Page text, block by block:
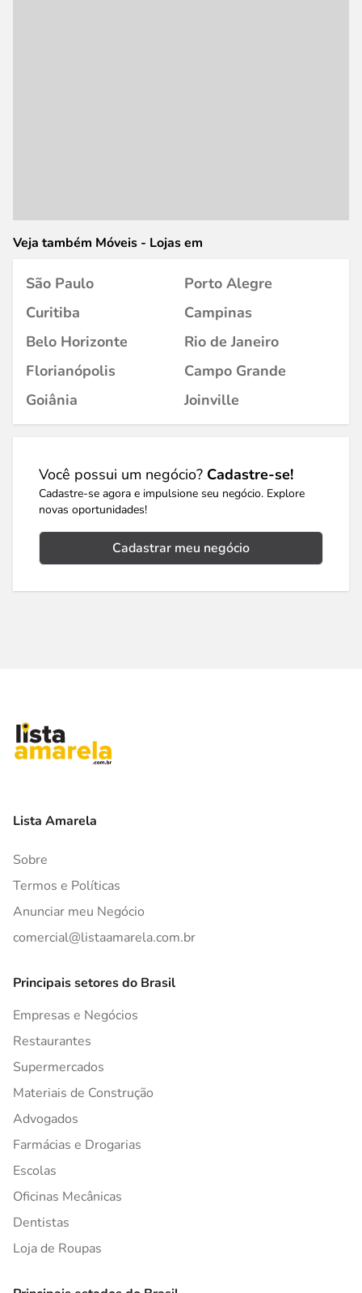
Veja também Móveis - Lojas em
São Paulo
Porto Alegre
Curitiba
Campinas
Belo Horizonte
Rio de Janeiro
Florianópolis
Campo Grande
Goiânia
Joinville
Você possui um negócio? Cadastre-se!
Cadastre-se agora e impulsione seu negócio. Explore
novas oportunidades!
Cadastrar meu negócio
Lista Amarela
Sobre
Termos e Políticas
Anunciar meu Negócio
comercial@listaamarela.com.br
Principais setores do Brasil
Empresas e Negócios
Restaurantes
Supermercados
Materiais de Construção
Advogados
Farmácias e Drogarias
Escolas
Oficinas Mecânicas
Dentistas
Loja de Roupas